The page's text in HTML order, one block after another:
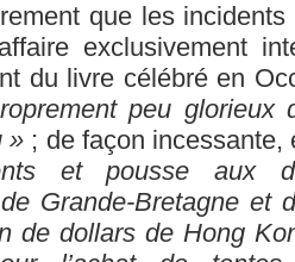
que les
exclusivement
du livre célébré en
peu glorieux
» ; de façon
et pousse aux
Grande-Bretagne et
de dollars de Hong